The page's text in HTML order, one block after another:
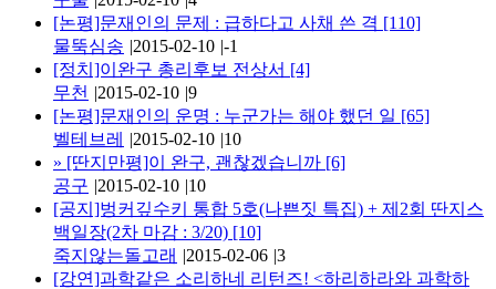
[논평]문재인의 문제 : 급하다고 사채 쓴 격 [110]
물뚝심송 |2015-02-10 |-1
[정치]이완구 총리후보 전상서 [4]
무천 |2015-02-10 |9
[논평]문재인의 운명 : 누군가는 해야 했던 일 [65]
벨테브레
|2015-02-10 |10
» [딴지만평]이 완구, 괜찮겠습니까 [6]
공구 |2015-02-10 |10
[공지]벙커깊수키 통합 5호(나쁜짓 특집) + 제2회 딴지스
백일장(2차 마감 : 3/20) [10]
죽지않는돌고래 |2015-02-06 |3
[강연]과학같은 소리하네 리턴즈! <하리하라와 과학하